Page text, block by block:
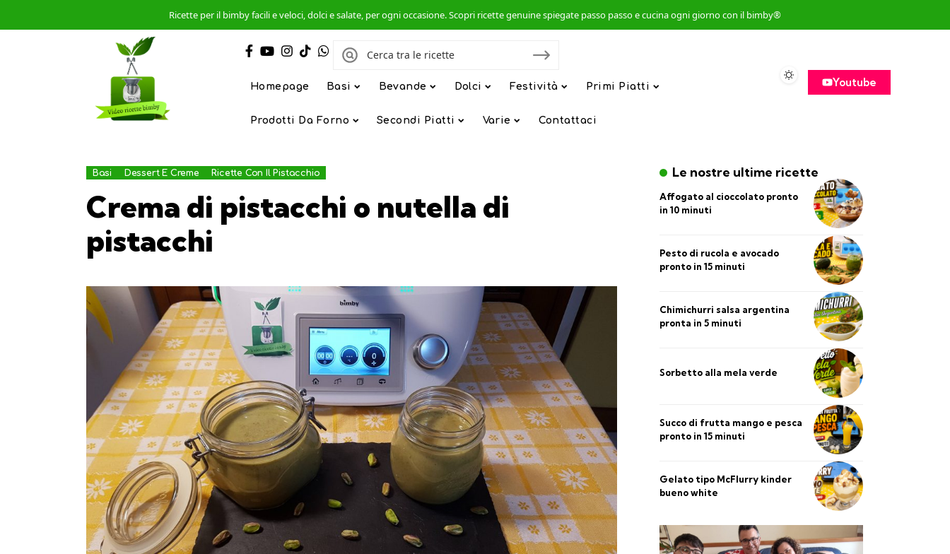
Ricette per il bimby facili e veloci, dolci e salate, per ogni occasione. Scopri ricette genuine spiegate passo passo e cucina ogni giorno con il bimby®
Homepage Basi Bevande Dolci Festività Primi Piatti
Prodotti Da Forno Secondi Piatti Varie Contattaci
Youtube
Basi Dessert E Creme Ricette Con Il Pistacchio
Crema di pistacchi o nutella di
pistacchi
Le nostre ultime ricette
Affogato al cioccolato pronto
in 10 minuti
Pesto di rucola e avocado
pronto in 15 minuti
Chimichurri salsa argentina
pronta in 5 minuti
Sorbetto alla mela verde
Succo di frutta mango e pesca
pronto in 15 minuti
Gelato tipo McFlurry kinder
bueno white